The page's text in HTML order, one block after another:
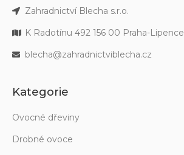
Zahradnictví Blecha s.r.o.
K Radotínu 492 156 00 Praha-Lipence
blecha@zahradnictviblecha.cz
Kategorie
Ovocné dřeviny
Drobné ovoce